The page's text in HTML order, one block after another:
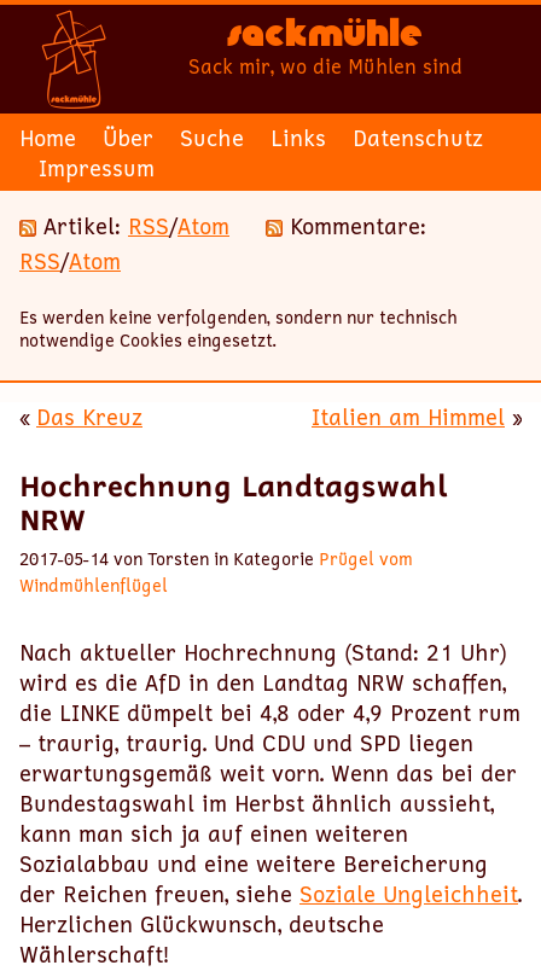
Sackmühle
Sack mir, wo die Mühlen sind
Home Über Suche Links
Datenschutz
Impressum
Artikel: RSS/Atom
Kommentare:
RSS/Atom
Es werden keine verfolgenden, sondern nur technisch
notwendige Cookies eingesetzt.
« Das Kreuz Italien am Himmel »
Hochrechnung Landtagswahl
NRW
2017-05-14 von Torsten in Kategorie Prügel vom
Windmühlenflügel
Nach aktueller Hochrechnung (Stand: 21 Uhr)
wird es die AfD in den Landtag NRW schaffen,
die LINKE dümpelt bei 4,8 oder 4,9 Prozent rum
– traurig, traurig. Und CDU und SPD liegen
erwartungsgemäß weit vorn. Wenn das bei der
Bundestagswahl im Herbst ähnlich aussieht,
kann man sich ja auf einen weiteren
Sozialabbau und eine weitere Bereicherung
der Reichen freuen, siehe Soziale Ungleichheit.
Herzlichen Glückwunsch, deutsche
Wählerschaft!